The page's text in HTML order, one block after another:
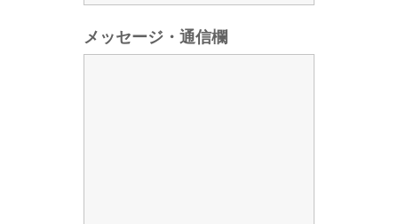
メッセージ・通信欄